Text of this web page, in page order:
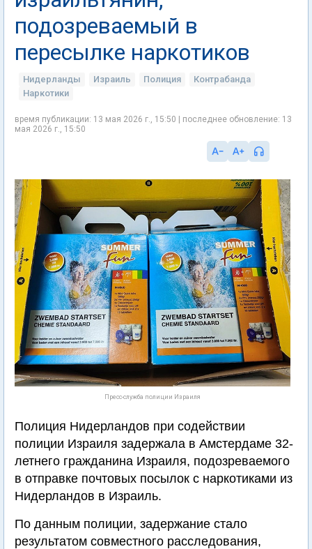
подозреваемый в
пересылке наркотиков
Нидерланды Израиль Полиция
Контрабанда
Наркотики
время публикации: 13 мая 2026 г., 15:50 | последнее обновление: 13
мая 2026 г., 15:50
Пресс-служба полиции Израиля
Полиция Нидерландов при содействии
полиции Израиля задержала в Амстердаме 32-
летнего гражданина Израиля, подозреваемого
в отправке почтовых посылок с наркотиками из
Нидерландов в Израиль.
По данным полиции, задержание стало
результатом совместного расследования,